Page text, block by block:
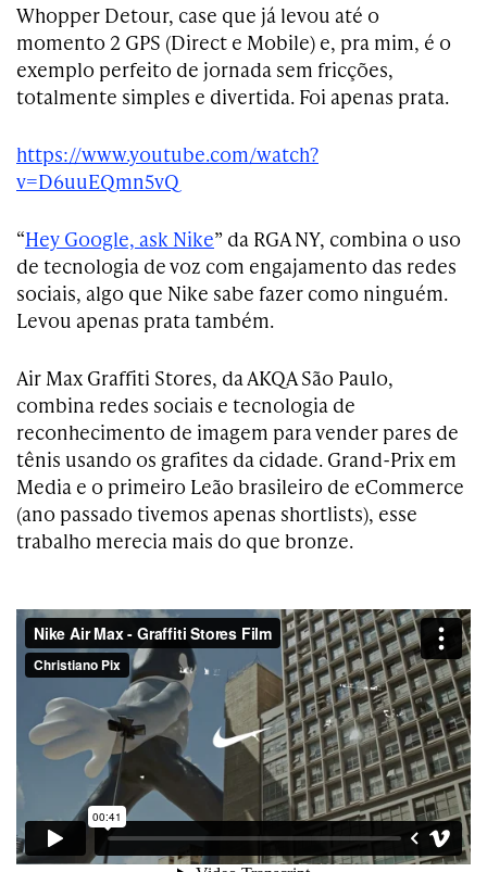
Whopper Detour, case que já levou até o
momento 2 GPS (Direct e Mobile) e, pra mim, é o
exemplo perfeito de jornada sem fricções,
totalmente simples e divertida. Foi apenas prata.
https://www.youtube.com/watch?
v=D6uuEQmn5vQ
“Hey Google, ask Nike” da RGA NY, combina o uso
de tecnologia de voz com engajamento das redes
sociais, algo que Nike sabe fazer como ninguém.
Levou apenas prata também.
Air Max Graffiti Stores, da AKQA São Paulo,
combina redes sociais e tecnologia de
reconhecimento de imagem para vender pares de
tênis usando os grafites da cidade. Grand-Prix em
Media e o primeiro Leão brasileiro de eCommerce
(ano passado tivemos apenas shortlists), esse
trabalho merecia mais do que bronze.